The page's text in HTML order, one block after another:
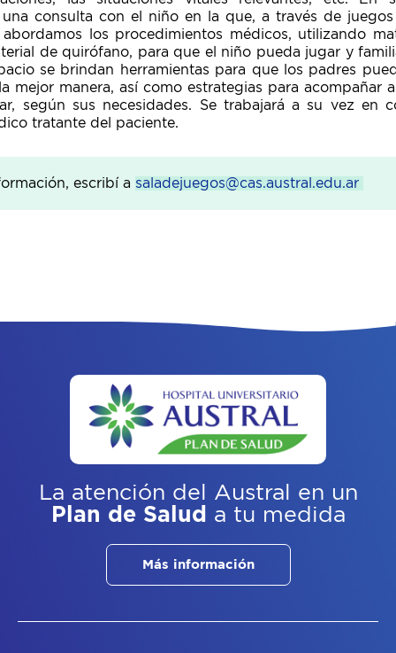
una consulta con el niño en la que, a través de juegos
abordamos los procedimientos médicos, utilizando
de quirófano, para que el niño pueda jugar y
se brindan herramientas para que los padres
mejor manera, así como estrategias para acompañar
según sus necesidades. Se trabajará a su vez en
tratante del paciente.
escribí a saladejuegos@cas.austral.edu.ar
La atención del Austral
en un
Plan de Salud a tu medida
Más información